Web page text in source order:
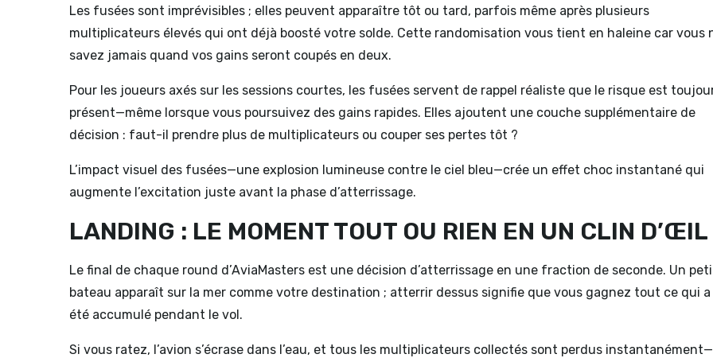
Les fusées sont imprévisibles ; elles peuvent apparaître tôt ou tard, parfois même après plusieurs
multiplicateurs élevés qui ont déjà boosté votre solde. Cette randomisation vous tient en haleine car vous
savez jamais quand vos gains seront coupés en deux.
Pour les joueurs axés sur les sessions courtes, les fusées servent de rappel réaliste que le risque est
présent—même lorsque vous poursuivez des gains rapides. Elles ajoutent une couche supplémentaire de
décision : faut-il prendre plus de multiplicateurs ou couper ses pertes tôt ?
L’impact visuel des fusées—une explosion lumineuse contre le ciel bleu—crée un effet choc instantané qui
augmente l’excitation juste avant la phase d’atterrissage.
LANDING : LE MOMENT TOUT OU RIEN EN UN CLIN D’ŒIL
Le final de chaque round d’AviaMasters est une décision d’atterrissage en une fraction de seconde. Un
bateau apparaît sur la mer comme votre destination ; atterrir dessus signifie que vous gagnez tout ce qui a
été accumulé pendant le vol.
Si vous ratez, l’avion s’écrase dans l’eau, et tous les multiplicateurs collectés sont perdus